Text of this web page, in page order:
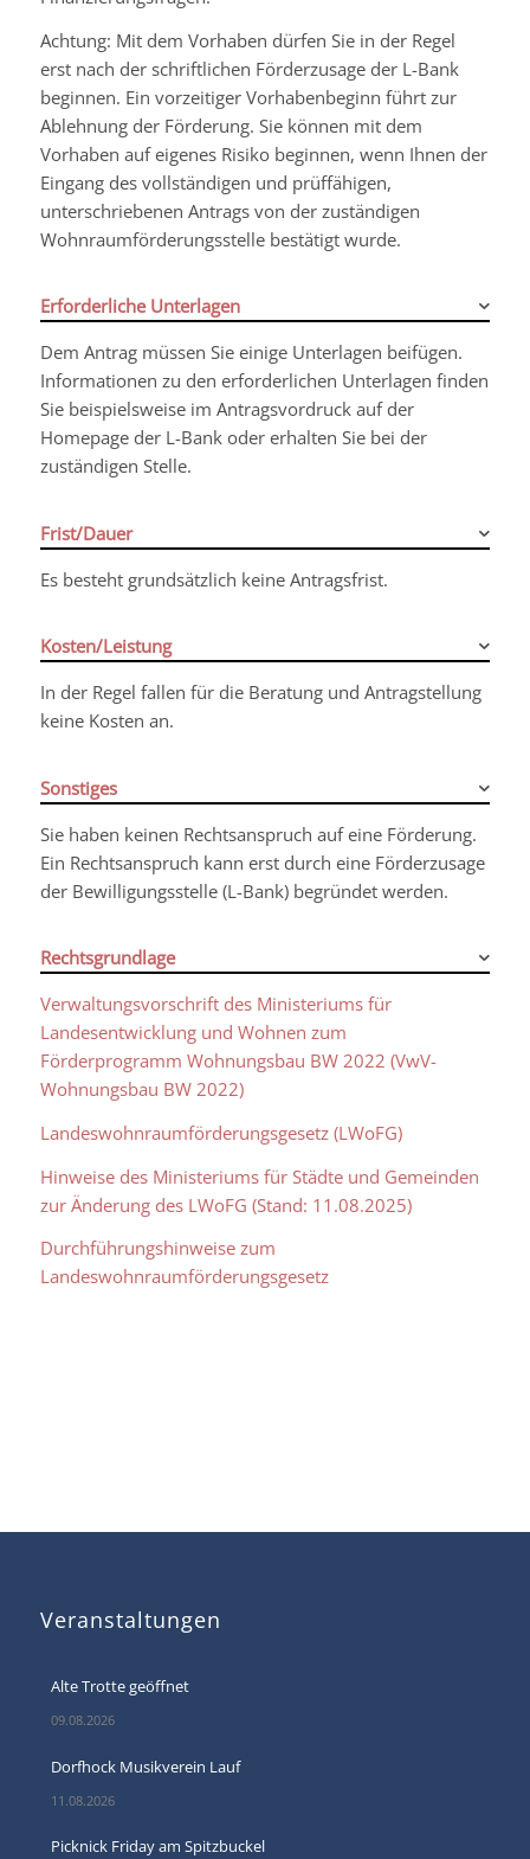
Achtung: Mit dem Vorhaben dürfen Sie in der Regel
erst nach der schriftlichen Förderzusage der L-Bank
beginnen. Ein vorzeitiger Vorhabenbeginn führt zur
Ablehnung der Förderung. Sie können mit dem
Vorhaben auf eigenes Risiko beginnen, wenn Ihnen der
Eingang des vollständigen und prüffähigen,
unterschriebenen Antrags von der zuständigen
Wohnraumförderungsstelle bestätigt wurde.
Erforderliche Unterlagen
Dem Antrag müssen Sie einige Unterlagen beifügen.
Informationen zu den erforderlichen Unterlagen finden
Sie beispielsweise im Antragsvordruck auf der
Homepage der L-Bank oder erhalten Sie bei der
zuständigen Stelle.
Frist/Dauer
Es besteht grundsätzlich keine Antragsfrist.
Kosten/Leistung
In der Regel fallen für die Beratung und Antragstellung
keine Kosten an.
Sonstiges
Sie haben keinen Rechtsanspruch auf eine Förderung.
Ein Rechtsanspruch kann erst durch eine Förderzusage
der Bewilligungsstelle (L-Bank) begründet werden.
Rechtsgrundlage
Verwaltungsvorschrift des Ministeriums für
Landesentwicklung und Wohnen zum
Förderprogramm Wohnungsbau BW 2022 (VwV-
Wohnungsbau BW 2022)
Landeswohnraumförderungsgesetz (LWoFG)
Hinweise des Ministeriums für Städte und Gemeinden
zur Änderung des LWoFG (Stand: 11.08.2025)
Durchführungshinweise zum
Landeswohnraumförderungsgesetz
Veranstaltungen
Alte Trotte geöffnet
09.08.2026
Dorfhock Musikverein Lauf
11.08.2026
Picknick Friday am Spitzbuckel